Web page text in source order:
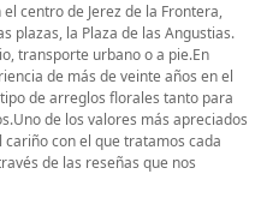
centro de Jerez de la Frontera,
plazas, la Plaza de las Angustias.
transporte urbano o a pie.En
de más de veinte años en el
de arreglos florales tanto para
de los valores más apreciados
con el que tratamos cada
de las reseñas que nos